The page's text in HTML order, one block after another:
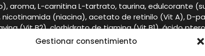
Gestionar consentimiento
aroma, L-carnitina L-tartrato, taurina, edulcorante
(niacina), acetato de retinilo (Vit A),
(Vit B2), clorhidrato de tiamina (Vit B1), ácido
de sodio, carbonato de magnesio, colorante